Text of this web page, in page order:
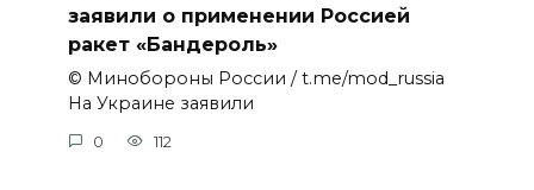
заявили о применении Россией
ракет «Бандероль»
© Минобороны России / t.me/mod_russia
На Украине заявили
0 112